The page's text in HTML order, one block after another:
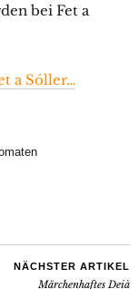
bei Fet a
a Sóller…
NÄCHSTER ARTIKEL
Märchenhaftes Deià